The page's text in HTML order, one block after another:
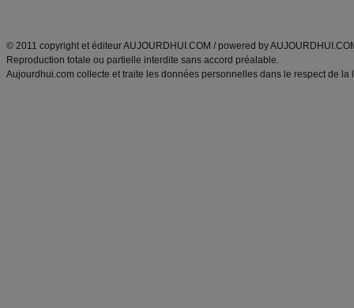
© 2011 copyright et éditeur AUJOURDHUI.COM / powered by
Reproduction totale ou partielle interdite sans accord préalable.
Aujourdhui.com collecte et traite les données personnelles dans le respect de